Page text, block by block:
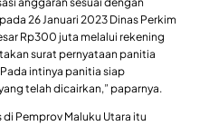
26 Januari 2023 Dinas Perkim
Rp300 juta melalui rekening
surat pernyataan panitia
intinya panitia siap
telah dicairkan,” paparnya.
Pemprov Maluku Utara itu